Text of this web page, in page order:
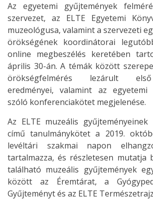
Az egyetemi gyűjtemények
szervezet, az ELTE Egyetemi
muzeológusa, valamint a szervezeti
örökségének koordinátorai
online megbeszélés keretében
április 30-án. A témák között
örökségfelmérés lezárult
eredményei, valamint az egyetemi
szóló konferenciakötet megjelenése.
Az ELTE muzeális
című tanulmánykötet a 2019.
levéltári szakmai napon
tartalmazza, és részletesen mutatja
található muzeális gyűjtemények
között az Éremtárat, a
Gyűjteményt és az ELTE